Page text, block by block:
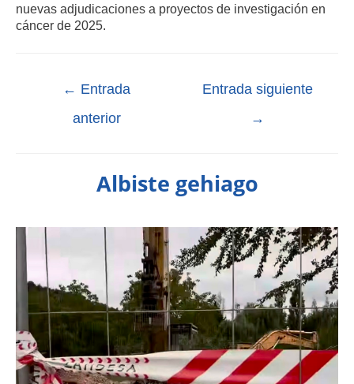
nuevas adjudicaciones a proyectos de investigación en
cáncer de 2025.
← Entrada
anterior
Entrada siguiente
→
Albiste gehiago